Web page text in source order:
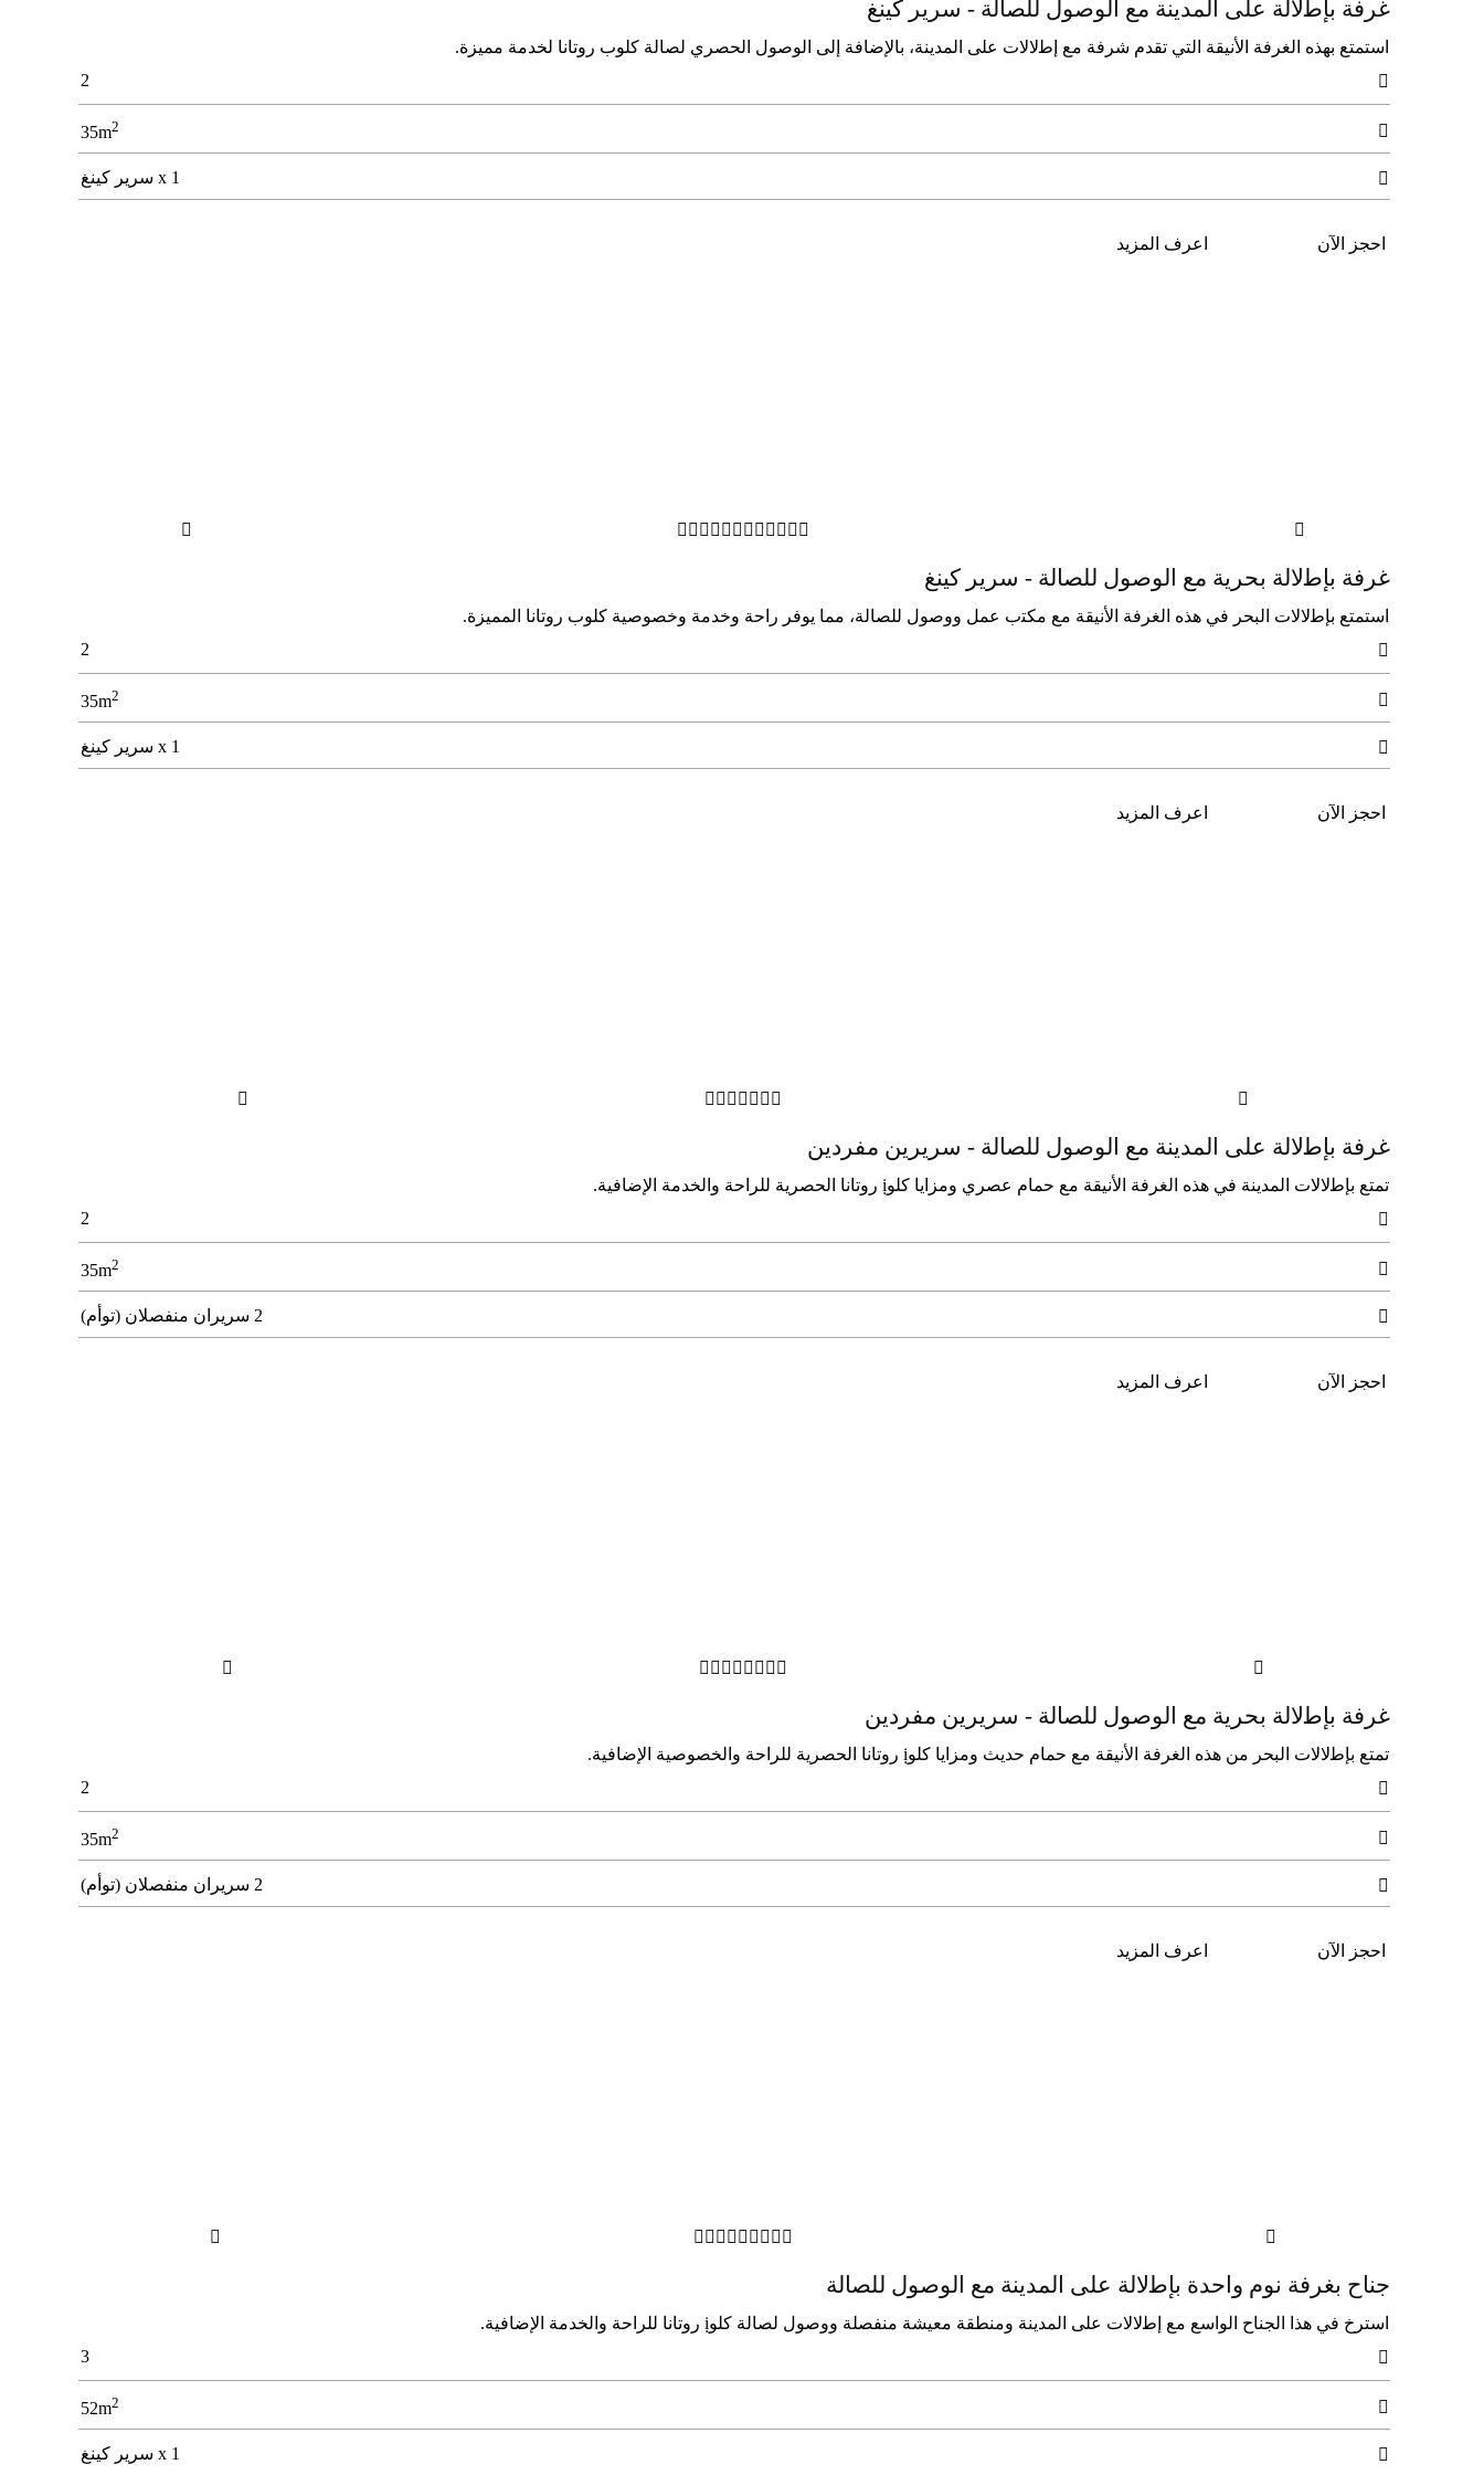
ﻏﺮﻓﺔ ﺑﺈﻃلاﻟﺔ ﻋﻠﻰ اﻟﻤﺪﻳﻨﺔ ﻣﻊ اﻟﻮﺻﻮل ﻟﻠﺼﺎﻟﺔ - ﺳﺮﻳﺮ ﻛﻴﻨﻎ
اﺳﺘﻤﺘﻊ ﺑﻬﺬه اﻟﻐﺮﻓﺔ الأﻧﻴﻘﺔ اﻟﺘﻲ ﺗﻘﺪم ﺷﺮﻓﺔ ﻣﻊ إﻃلالات ﻋﻠﻰ اﻟﻤﺪﻳﻨﺔ، ﺑﺎلإﺿﺎﻓﺔ إﻟﻰ اﻟﻮﺻﻮل اﻟﺤﺼﺮي ﻟﺼﺎﻟﺔ ﻛﻠﻮب روﺗﺎﻧﺎ ﻟﺨﺪﻣﺔ ﻣﻤﻴﺰة.

2

35m2
 1 x سرير كينغ
احجز الآن اعرف المزيد

           

ﻏﺮﻓﺔ ﺑﺈﻃلاﻟﺔ ﺑﺤﺮﻳﺔ ﻣﻊ اﻟﻮﺻﻮل ﻟﻠﺼﺎﻟﺔ - ﺳﺮﻳﺮ ﻛﻴﻨﻎ
اﺳﺘﻤﺘﻊ ﺑﺈﻃلالات اﻟﺒﺤﺮ ﻓﻲ ﻫﺬه اﻟﻐﺮﻓﺔ الأﻧﻴﻘﺔ ﻣﻊ ﻣﻜﺘب ﻋﻤﻞ ووﺻﻮل ﻟﻠﺼﺎﻟﺔ، ﻣﻤﺎ ﻳﻮﻓﺮ راﺣﺔ وﺧﺪﻣﺔ وﺧﺼﻮﺻﻴﺔ ﻛﻠﻮب روﺗﺎﻧﺎ اﻟﻤﻤﻴﺰة.

2

35m2
 1 x سرير كينغ
احجز الآن اعرف المزيد

      

ﻏﺮﻓﺔ ﺑﺈﻃلاﻟﺔ ﻋﻠﻰ اﻟﻤﺪﻳﻨﺔ ﻣﻊ اﻟﻮﺻﻮل ﻟﻠﺼﺎﻟﺔ - ﺳﺮﻳﺮﻳﻦ ﻣﻔﺮدﻳﻦ
ﺗﻤﺘﻊ ﺑﺈﻃلالات اﻟﻤﺪﻳﻨﺔ ﻓﻲ ﻫﺬه اﻟﻐﺮﻓﺔ الأﻧﻴﻘﺔ ﻣﻊ ﺣﻤﺎم ﻋﺼﺮي وﻣﺰاﻳﺎ ﻛﻠﻮị روﺗﺎﻧﺎ اﻟﺤﺼﺮﻳﺔ ﻟﻠﺮاﺣﺔ واﻟﺨﺪﻣﺔ الإﺿﺎﻓﻴﺔ.

2

35m2
 2 سريران منفصلان (توأم)
احجز الآن اعرف المزيد

       

ﻏﺮﻓﺔ ﺑﺈﻃلاﻟﺔ ﺑﺤﺮﻳﺔ ﻣﻊ اﻟﻮﺻﻮل ﻟﻠﺼﺎﻟﺔ - ﺳﺮﻳﺮﻳﻦ ﻣﻔﺮدﻳﻦ
ﺗﻤﺘﻊ ﺑﺈﻃلالات اﻟﺒﺤﺮ ﻣﻦ ﻫﺬه اﻟﻐﺮﻓﺔ الأﻧﻴﻘﺔ ﻣﻊ ﺣﻤﺎم ﺣﺪﻳﺚ وﻣﺰاﻳﺎ ﻛﻠﻮị روﺗﺎﻧﺎ اﻟﺤﺼﺮﻳﺔ ﻟﻠﺮاﺣﺔ واﻟﺨﺼﻮﺻﻴﺔ الإﺿﺎﻓﻴﺔ.

2

35m2
 2 سريران منفصلان (توأم)
احجز الآن اعرف المزيد

        

ﺟﻨﺎح ﺑﻐﺮﻓﺔ ﻧﻮم واﺣﺪة ﺑﺈﻃلاﻟﺔ ﻋﻠﻰ اﻟﻤﺪﻳﻨﺔ ﻣﻊ اﻟﻮﺻﻮل ﻟﻠﺼﺎﻟﺔ
اﺳﺘﺮخ ﻓﻲ ﻫﺬا اﻟﺠﻨﺎح اﻟﻮاﺳﻊ ﻣﻊ إﻃلالات ﻋﻠﻰ اﻟﻤﺪﻳﻨﺔ وﻣﻨﻄﻘﺔ ﻣﻌﻴﺸﺔ ﻣﻨﻔﺼﻠﺔ ووﺻﻮل ﻟﺼﺎﻟﺔ ﻛﻠﻮị روﺗﺎﻧﺎ ﻟﻠﺮاﺣﺔ واﻟﺨﺪﻣﺔ الإﺿﺎﻓﻴﺔ.

3

52m2
 1 x سرير كينغ